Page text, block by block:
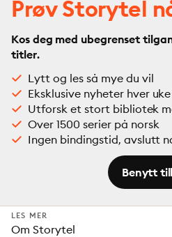
Prøv Storytel
Kos deg med ubegrenset
titler.
Lytt og les så mye du vil
Eksklusive nyheter hver uke
Utforsk et stort bibliotek
Over 1500 serier på norsk
Ingen bindingstid, avslutt
Benytt
LES MER
Om Storytel